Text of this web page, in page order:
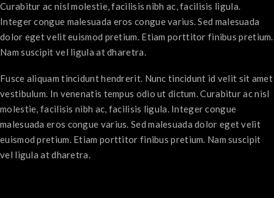
Curabitur ac nisl molestie, facilisis nibh ac, facilisis ligula.
Integer congue malesuada eros congue varius. Sed malesuada
dolor eget velit euismod pretium. Etiam porttitor finibus pretium.
Nam suscipit vel ligula at dharetra.
Fusce aliquam tincidunt hendrerit. Nunc tincidunt id velit sit amet
vestibulum. In venenatis tempus odio ut dictum. Curabitur ac nisl
molestie, facilisis nibh ac, facilisis ligula. Integer congue
malesuada eros congue varius. Sed malesuada dolor eget velit
euismod pretium. Etiam porttitor finibus pretium. Nam suscipit
vel ligula at dharetra.